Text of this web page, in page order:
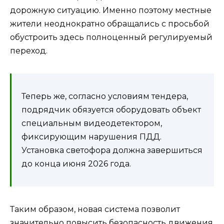
дорожную ситуацию. Именно поэтому местные
жители неоднократно обращались с просьбой
обустроить здесь полноценный регулируемый
переход.
Теперь же, согласно условиям тендера,
подрядчик обязуется оборудовать объект
специальным видеодетектором,
фиксирующим нарушения ПДД.
Установка светофора должна завершиться
до конца июня 2026 года.
Таким образом, новая система позволит